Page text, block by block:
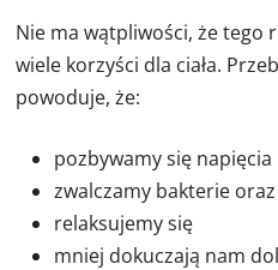
Nie ma wątpliwości, że tego
wiele korzyści dla ciała.
powoduje, że:
pozbywamy się
zwalczamy bakterie
relaksujemy się
mniej dokuczają nam